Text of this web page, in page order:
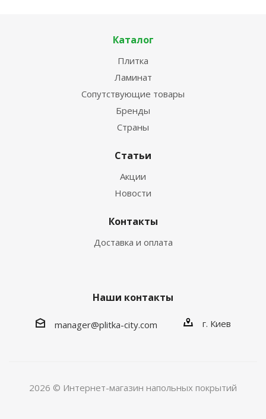
Каталог
Плитка
Ламинат
Сопутствующие товары
Бренды
Страны
Статьи
Акции
Новости
Контакты
Доставка и оплата
Наши контакты
manager@plitka-city.com г. Киев
2026 © Интернет-магазин напольных покрытий